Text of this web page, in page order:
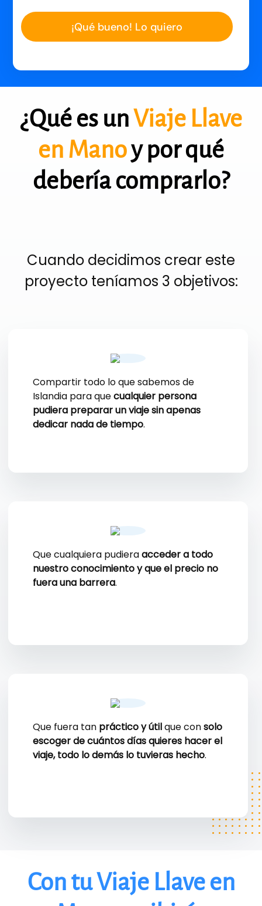
¡Qué bueno! Lo quiero
¿Qué es unViaje Llave
en Manoy por qué
debería comprarlo?
Cuando decidimos crear este
proyecto teníamos 3 objetivos:
Compartir todo lo que sabemos de
Islandia para quecualquier persona
pudiera preparar un viaje sin apenas
dedicar nada de tiempo.
Que cualquiera pudieraacceder a todo
nuestro conocimiento y que el precio no
fuera una barrera.
Que fuera tan práctico y útilque consolo
escoger de cuántos días quieres hacer el
viaje, todo lo demás lo tuvieras hecho.
Con tu Viaje Llave en